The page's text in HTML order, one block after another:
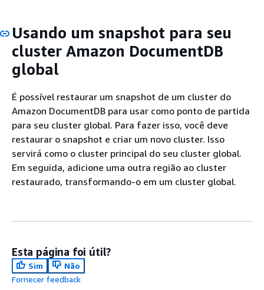
Usando um snapshot para seu
cluster Amazon DocumentDB
global
É possível restaurar um snapshot de um cluster do
Amazon DocumentDB para usar como ponto de partida
para seu cluster global. Para fazer isso, você deve
restaurar o snapshot e criar um novo cluster. Isso
servirá como o cluster principal do seu cluster global.
Em seguida, adicione uma outra região ao cluster
restaurado, transformando-o em um cluster global.
Esta página foi útil?
Sim
Não
Fornecer feedback